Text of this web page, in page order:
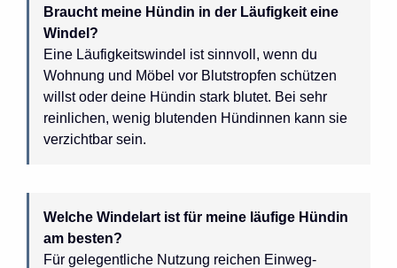
Braucht meine Hündin in der Läufigkeit eine
Windel?
Eine Läufigkeitswindel ist sinnvoll, wenn du
Wohnung und Möbel vor Blutstropfen schützen
willst oder deine Hündin stark blutet. Bei sehr
reinlichen, wenig blutenden Hündinnen kann sie
verzichtbar sein.
Welche Windelart ist für meine läufige Hündin
am besten?
Für gelegentliche Nutzung reichen Einweg-